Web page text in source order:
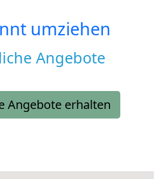
umziehen
Angebote
Angebote erhalten